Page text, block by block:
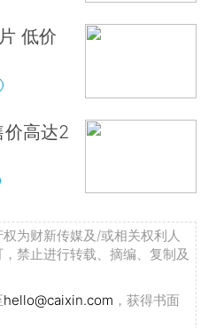
低价
高达2
为财新传媒及/或相关权利人
禁止进行转载、摘编、复制及
hello@caixin.com ，获得书面